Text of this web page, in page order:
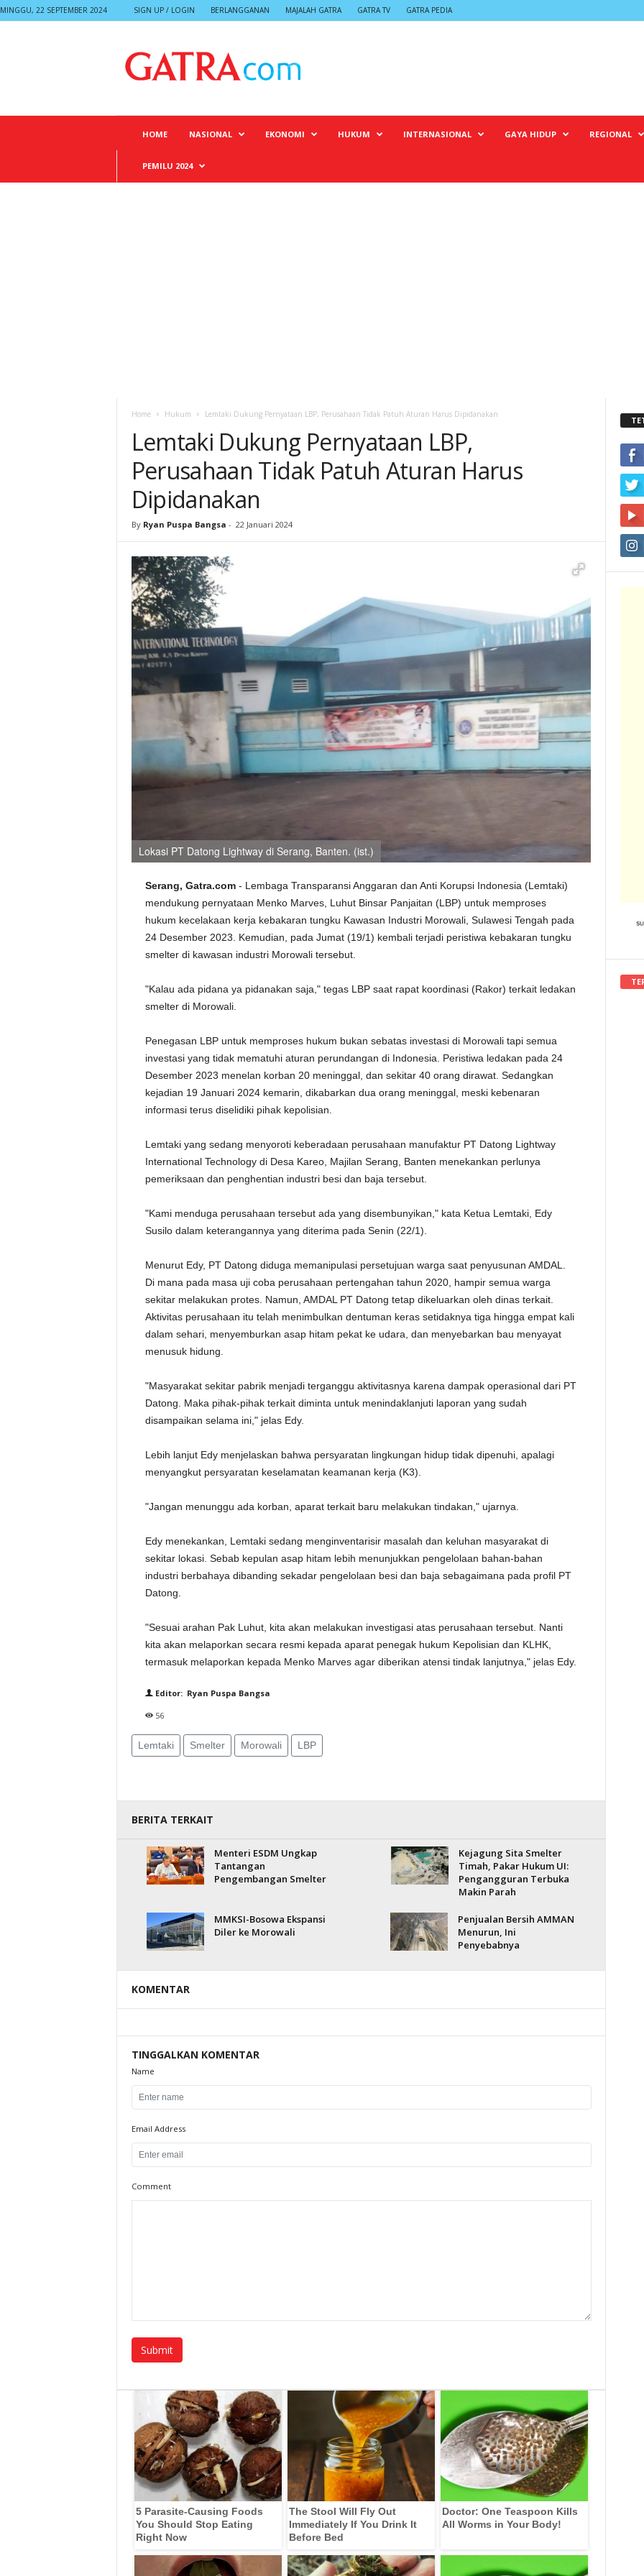
MINGGU, 22 SEPTEMBER 2024 SIGN UP / LOGIN BERLANGGANAN MAJALAH GATRA GATRA TV GATRA PEDIA
HOME NASIONAL EKONOMI HUKUM INTERNASIONAL GAYA HIDUP REGIONAL
PEMILU 2024
Home Hukum Lemtaki Dukung Pernyataan LBP, Perusahaan Tidak Patuh Aturan Harus Dipidanakan
Lemtaki Dukung Pernyataan LBP,
Perusahaan Tidak Patuh Aturan Harus
Dipidanakan
By Ryan Puspa Bangsa - 22 Januari 2024
Lokasi PT Datong Lightway di Serang, Banten. (ist.)
Serang, Gatra.com- Lembaga Transparansi Anggaran dan Anti Korupsi Indonesia (Lemtaki)
mendukung pernyataan Menko Marves, Luhut Binsar Panjaitan (LBP) untuk memproses
hukum kecelakaan kerja kebakaran tungku Kawasan Industri Morowali, Sulawesi Tengah pada
24 Desember 2023. Kemudian, pada Jumat (19/1) kembali terjadi peristiwa kebakaran tungku
smelter di kawasan industri Morowali tersebut.
"Kalau ada pidana ya pidanakan saja," tegas LBP saat rapat koordinasi (Rakor) terkait ledakan
smelter di Morowali.
Penegasan LBP untuk memproses hukum bukan sebatas investasi di Morowali tapi semua
investasi yang tidak mematuhi aturan perundangan di Indonesia. Peristiwa ledakan pada 24
Desember 2023 menelan korban 20 meninggal, dan sekitar 40 orang dirawat. Sedangkan
kejadian 19 Januari 2024 kemarin, dikabarkan dua orang meninggal, meski kebenaran
informasi terus diselidiki pihak kepolisian.
Lemtaki yang sedang menyoroti keberadaan perusahaan manufaktur PT Datong Lightway
International Technology di Desa Kareo, Majilan Serang, Banten menekankan perlunya
pemeriksaan dan penghentian industri besi dan baja tersebut.
"Kami menduga perusahaan tersebut ada yang disembunyikan," kata Ketua Lemtaki, Edy
Susilo dalam keterangannya yang diterima pada Senin (22/1).
Menurut Edy, PT Datong diduga memanipulasi persetujuan warga saat penyusunan AMDAL.
Di mana pada masa uji coba perusahaan pertengahan tahun 2020, hampir semua warga
sekitar melakukan protes. Namun, AMDAL PT Datong tetap dikeluarkan oleh dinas terkait.
Aktivitas perusahaan itu telah menimbulkan dentuman keras setidaknya tiga hingga empat kali
dalam sehari, menyemburkan asap hitam pekat ke udara, dan menyebarkan bau menyayat
menusuk hidung.
"Masyarakat sekitar pabrik menjadi terganggu aktivitasnya karena dampak operasional dari PT
Datong. Maka pihak-pihak terkait diminta untuk menindaklanjuti laporan yang sudah
disampaikan selama ini," jelas Edy.
Lebih lanjut Edy menjelaskan bahwa persyaratan lingkungan hidup tidak dipenuhi, apalagi
menyangkut persyaratan keselamatan keamanan kerja (K3).
"Jangan menunggu ada korban, aparat terkait baru melakukan tindakan," ujarnya.
Edy menekankan, Lemtaki sedang menginventarisir masalah dan keluhan masyarakat di
sekitar lokasi. Sebab kepulan asap hitam lebih menunjukkan pengelolaan bahan-bahan
industri berbahaya dibanding sekadar pengelolaan besi dan baja sebagaimana pada profil PT
Datong.
"Sesuai arahan Pak Luhut, kita akan melakukan investigasi atas perusahaan tersebut. Nanti
kita akan melaporkan secara resmi kepada aparat penegak hukum Kepolisian dan KLHK,
termasuk melaporkan kepada Menko Marves agar diberikan atensi tindak lanjutnya," jelas Edy.
Editor: Ryan Puspa Bangsa
56
Lemtaki Smelter Morowali LBP
BERITA TERKAIT
Menteri ESDM Ungkap
Tantangan
Pengembangan Smelter
Kejagung Sita Smelter
Timah, Pakar Hukum UI:
Pengangguran Terbuka
Makin Parah
MMKSI-Bosowa Ekspansi
Diler ke Morowali
Penjualan Bersih AMMAN
Menurun, Ini
Penyebabnya
KOMENTAR
TINGGALKAN KOMENTAR
Name
Email Address
Comment
5 Parasite-Causing Foods
You Should Stop Eating
Right Now
The Stool Will Fly Out
Immediately If You Drink It
Before Bed
Doctor: One Teaspoon Kills
All Worms in Your Body!